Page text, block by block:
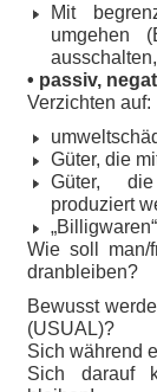
Mit
umgehen
• passiv,
Verzichten auf:
Güter, die
Güter,
produziert
Wie soll man/
dranbleiben?
Bewusst
(USUAL)?
Sich während
Sich darauf